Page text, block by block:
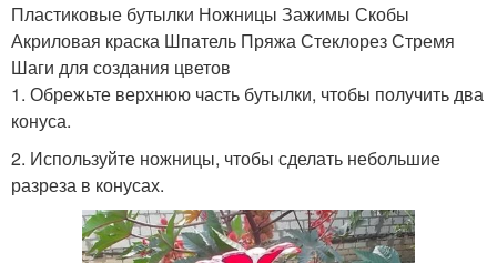
Пластиковые бутылки Ножницы Зажимы Скобы
Акриловая краска Шпатель Пряжа Стеклорез Стремя
Шаги для создания цветов
1. Обрежьте верхнюю часть бутылки, чтобы получить два
конуса.
2. Используйте ножницы, чтобы сделать небольшие
разреза в конусах.